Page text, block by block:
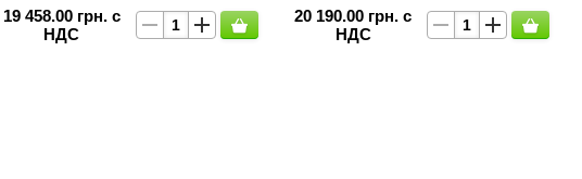
19 458.00 грн. с
НДС
20 190.00 грн. с
НДС